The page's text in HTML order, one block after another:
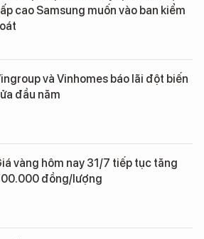
cao Samsung muốn vào ban kiểm
và Vinhomes báo lãi đột biến
đầu năm
vàng hôm nay 31/7 tiếp tục tăng
đồng/lượng